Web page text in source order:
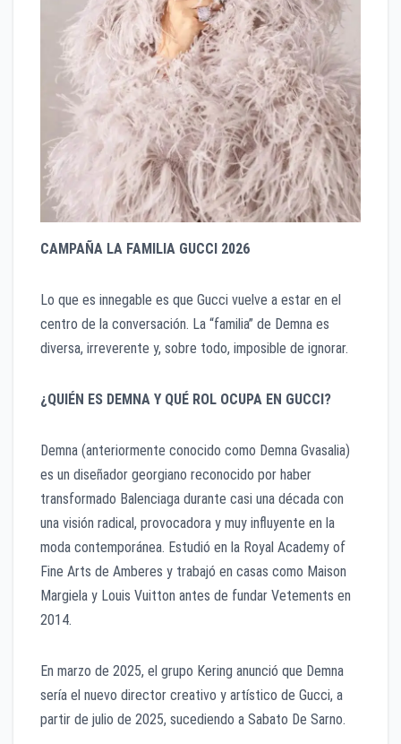
CAMPAÑA LA FAMILIA GUCCI 2026
​Lo que es innegable es que Gucci vuelve a estar en el
centro de la conversación. La “familia” de Demna es
diversa, irreverente y, sobre todo, imposible de ignorar.
¿QUIÉN ES DEMNA Y QUÉ ROL OCUPA EN GUCCI?
Demna (anteriormente conocido como Demna Gvasalia)
es un diseñador georgiano reconocido por haber
transformado Balenciaga durante casi una década con
una visión radical, provocadora y muy influyente en la
moda contemporánea. Estudió en la Royal Academy of
Fine Arts de Amberes y trabajó en casas como Maison
Margiela y Louis Vuitton antes de fundar Vetements en
2014.
En marzo de 2025, el grupo Kering anunció que Demna
sería el nuevo director creativo y artístico de Gucci, a
partir de julio de 2025, sucediendo a Sabato De Sarno.